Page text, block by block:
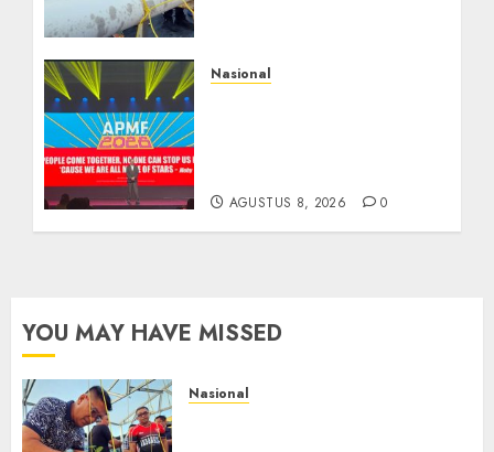
Nasional
AGUSTUS 8, 2026 0
YOU MAY HAVE MISSED
Nasional